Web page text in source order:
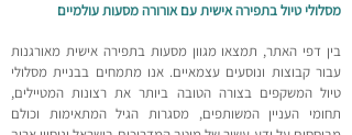
מסלולי טיול בתפירה אישית עם אורורה מסעות עולמיים
בין דפי האתר, תמצאו מגוון מסעות בתפירה אישית מאורגנות
עבור קבוצות ונוסעים עצמאיים. אנו מתמחים בבניית מסלולי
טיול המשקפים בצורה הטובה ביותר את רצונות המטיילים,
תחומי העניין המשותפים, מסגרות הגיל המתאימות וכולם